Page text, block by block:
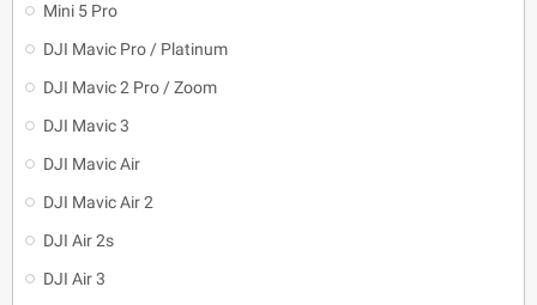
Mini 5 Pro
DJI Mavic Pro / Platinum
DJI Mavic 2 Pro / Zoom
DJI Mavic 3
DJI Mavic Air
DJI Mavic Air 2
DJI Air 2s
DJI Air 3